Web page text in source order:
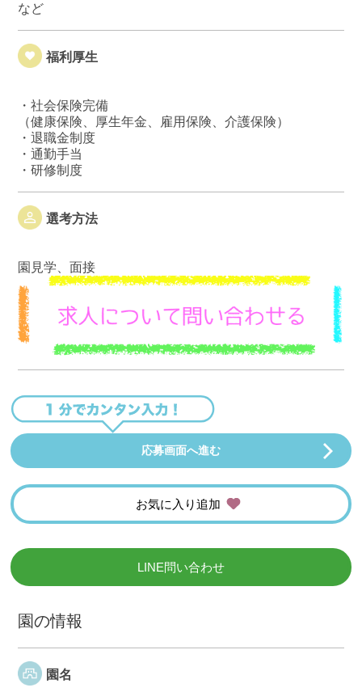
など
福利厚生
・社会保険完備
（健康保険、厚生年金、雇用保険、介護保険）
・退職金制度
・通勤手当
・研修制度
選考方法
園見学、面接
応募画面へ進む
お気に入り追加
LINE問い合わせ
園の情報
園名